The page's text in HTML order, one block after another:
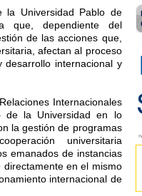
la Universidad Pablo de
que, dependiente del
de las acciones que,
afectan al proceso
desarrollo internacional y
Internacionales
de la Universidad en lo
la gestión de programas
universitaria
emanados de instancias
directamente en el mismo
internacional de